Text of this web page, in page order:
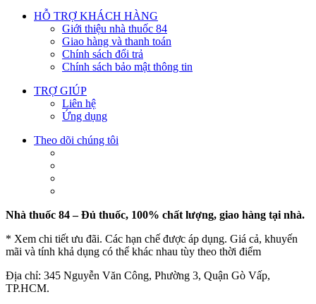
HỖ TRỢ KHÁCH HÀNG
Giới thiệu nhà thuốc 84
Giao hàng và thanh toán
Chính sách đổi trả
Chính sách bảo mật thông tin
TRỢ GIÚP
Liên hệ
Ứng dụng
Theo dõi chúng tôi
Nhà thuốc 84 – Đủ thuốc, 100% chất lượng, giao hàng tại nhà.
* Xem chi tiết ưu đãi. Các hạn chế được áp dụng. Giá cả, khuyến
mãi và tính khả dụng có thể khác nhau tùy theo thời điểm
Địa chỉ: 345 Nguyễn Văn Công, Phường 3, Quận Gò Vấp,
TP.HCM.